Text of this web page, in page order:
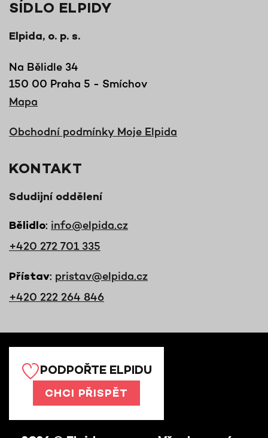
SÍDLO ELPIDY
Elpida, o. p. s.
Na Bělidle 34
150 00 Praha 5 - Smíchov
Mapa
Obchodní podmínky Moje Elpida
KONTAKT
Sdudijní oddělení
Bělidlo: info@elpida.cz
+420 272 701 335
Přístav: pristav@elpida.cz
+420 222 264 846
PODPOŘTE ELPIDU
CHCI PŘISPĚT